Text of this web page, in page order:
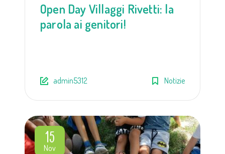
Open Day Villaggi Rivetti: la
parola ai genitori!
admin5312 Notizie
15
Nov